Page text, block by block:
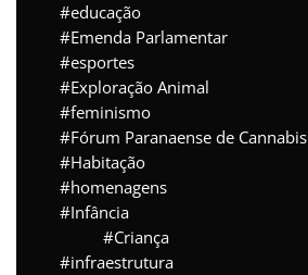
educação
Emenda Parlamentar
esportes
Exploração Animal
feminismo
Fórum Paranaense de Cannabis
Habitação
homenagens
Infância
Criança
infraestrutura